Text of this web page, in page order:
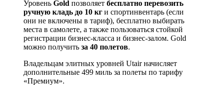
Уровень Gold позволяет бесплатно перевозить
ручную кладь до 10 кг и спортинвентарь (если
они не включены в тариф), бесплатно выбирать
места в самолете, а также пользоваться стойкой
регистрации бизнес-класса и бизнес-залом. Gold
можно получить за 40 полетов.
Владельцам элитных уровней Utair начисляет
дополнительные 499 миль за полеты по тарифу
«Премиум».